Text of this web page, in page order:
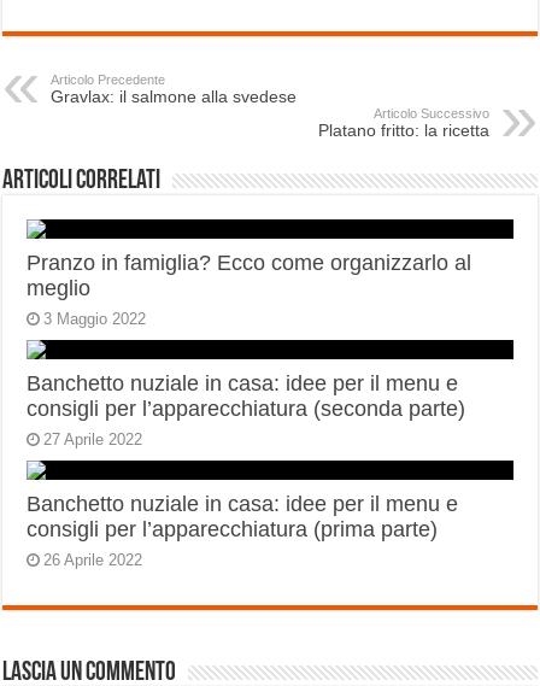
Articolo Precedente
Gravlax: il salmone alla svedese
Articolo Successivo
Platano fritto: la ricetta
Articoli correlati
Pranzo in famiglia? Ecco come organizzarlo al
meglio
3 Maggio 2022
Banchetto nuziale in casa: idee per il menu e
consigli per l’apparecchiatura (seconda parte)
27 Aprile 2022
Banchetto nuziale in casa: idee per il menu e
consigli per l’apparecchiatura (prima parte)
26 Aprile 2022
Lascia un commento